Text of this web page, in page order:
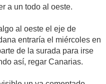
a un todo al oeste.
al oeste el eje de
entraría el miércoles en
de la surada para irse
así, regar Canarias.